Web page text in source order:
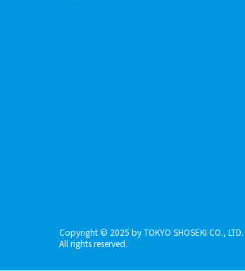
Copyright © 2025 by TOKYO SHOSEKI CO., LTD.
All rights reserved.